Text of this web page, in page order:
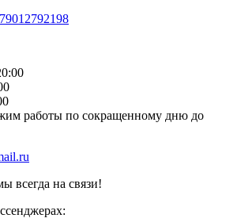
работы по сокращенному дню до
на связи!